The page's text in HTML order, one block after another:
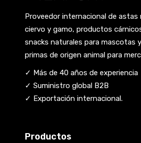
Proveedor internacional de astas
ciervo y gamo, productos
snacks naturales para mascotas
primas de origen animal para
✓ Más de 40 años de experiencia
✓ Suministro global B2B
✓ Exportación internacional.
Productos